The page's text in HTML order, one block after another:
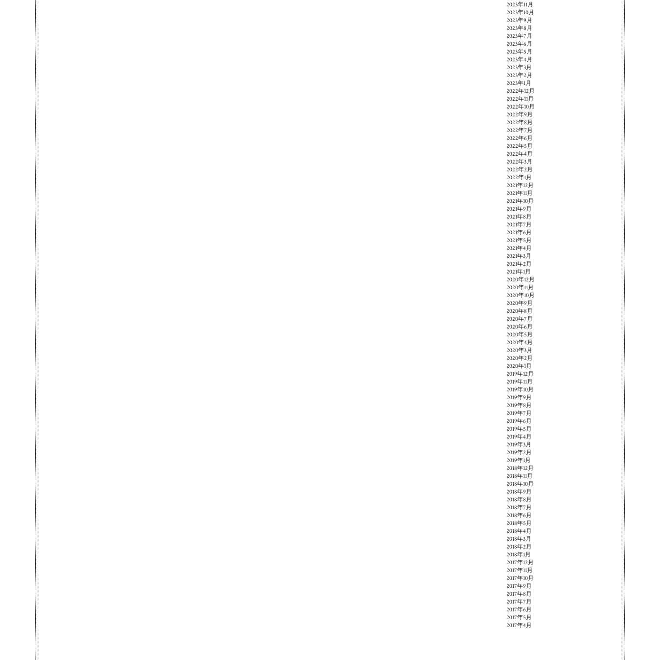
2023年11月
2023年10月
2023年9月
2023年8月
2023年7月
2023年6月
2023年5月
2023年4月
2023年3月
2023年2月
2023年1月
2022年12月
2022年11月
2022年10月
2022年9月
2022年8月
2022年7月
2022年6月
2022年5月
2022年4月
2022年3月
2022年2月
2022年1月
2021年12月
2021年11月
2021年10月
2021年9月
2021年8月
2021年7月
2021年6月
2021年5月
2021年4月
2021年3月
2021年2月
2021年1月
2020年12月
2020年11月
2020年10月
2020年9月
2020年8月
2020年7月
2020年6月
2020年5月
2020年4月
2020年3月
2020年2月
2020年1月
2019年12月
2019年11月
2019年10月
2019年9月
2019年8月
2019年7月
2019年6月
2019年5月
2019年4月
2019年3月
2019年2月
2019年1月
2018年12月
2018年11月
2018年10月
2018年9月
2018年8月
2018年7月
2018年6月
2018年5月
2018年4月
2018年3月
2018年2月
2018年1月
2017年12月
2017年11月
2017年10月
2017年9月
2017年8月
2017年7月
2017年6月
2017年5月
2017年4月